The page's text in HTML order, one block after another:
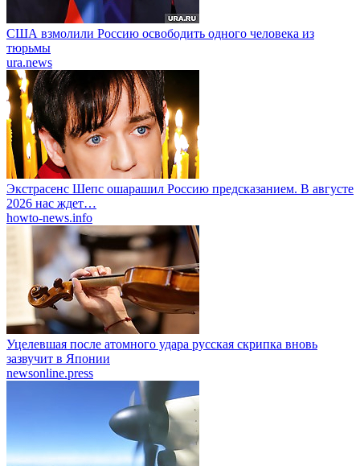
США взмолили Россию освободить одного человека из
тюрьмы
ura.news
Экстрасенс Шепс ошарашил Россию предсказанием. В августе
2026 нас ждет…
howto-news.info
Уцелевшая после атомного удара русская скрипка вновь
зазвучит в Японии
newsonline.press